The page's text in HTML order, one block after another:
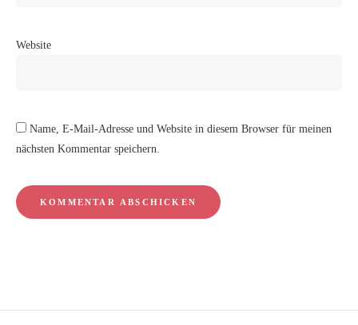
Website
Name, E-Mail-Adresse und Website in diesem Browser für meinen
nächsten Kommentar speichern.